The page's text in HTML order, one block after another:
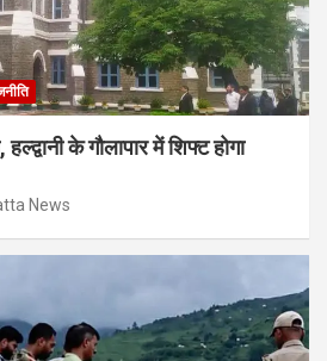
के गौलापार में शिफ्ट होगा
News